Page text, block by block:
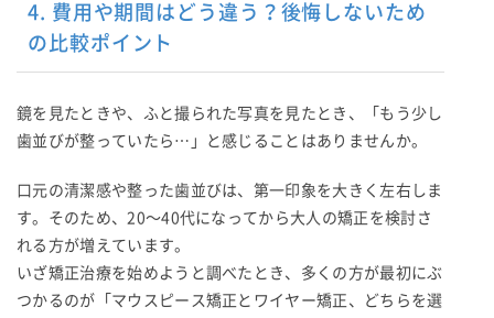
4. 費用や期間はどう違う？後悔しないため
の比較ポイント
鏡を見たときや、ふと撮られた写真を見たとき、「もう少し
歯並びが整っていたら…」と感じることはありませんか。
口元の清潔感や整った歯並びは、第一印象を大きく左右しま
す。そのため、20〜40代になってから大人の矯正を検討さ
れる方が増えています。
いざ矯正治療を始めようと調べたとき、多くの方が最初にぶ
つかるのが「マウスピース矯正とワイヤー矯正、どちらを選